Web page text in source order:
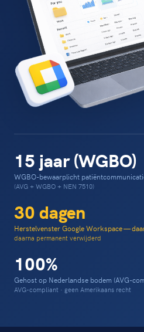
15 jaar (WGBO)
WGBO-bewaarplicht
(AVG + WGBO + NEN 7510)
30 dagen
Herstelvenster Google Workspace —
daarna permanent verwijderd
100%
Gehost op Nederlandse bodem (AVG-
AVG-compliant · geen Amerikaans recht